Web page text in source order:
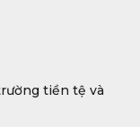
tiền tệ và